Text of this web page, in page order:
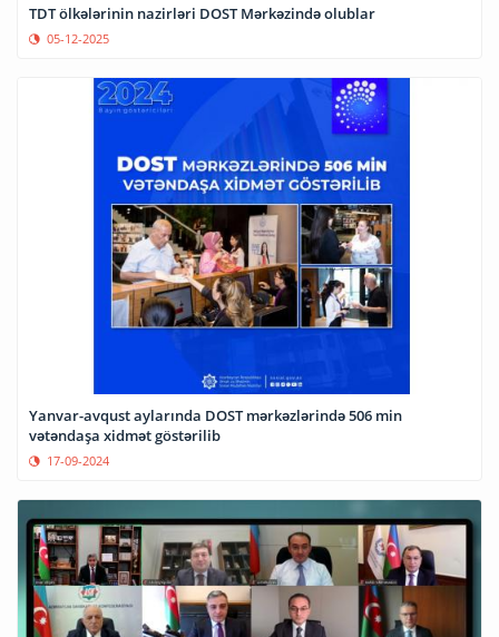
TDT ölkələrinin nazirləri DOST Mərkəzində olublar
05-12-2025
Yanvar-avqust aylarında DOST mərkəzlərində 506 min
vətəndaşa xidmət göstərilib
17-09-2024